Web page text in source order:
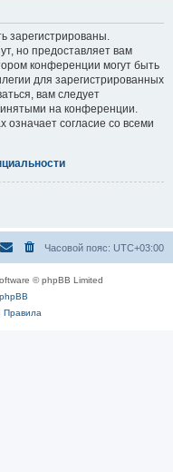
но предоставляет вам
конференции могут быть
для зарегистрированных
вам следует
на конференции.
согласие со всеми
Часовой пояс: UTC+03:00
© phpBB Limited
Правила